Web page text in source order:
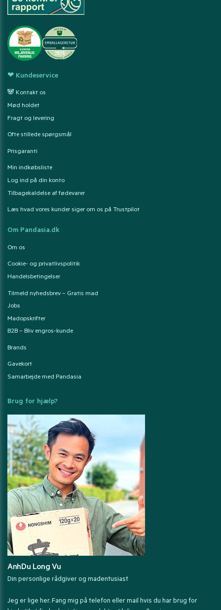
❤ Kundeservice
🐼 Kontakt os
Mød holdet
Fragt og levering
Ofte stillede spørgsmål
Prisgaranti
Min indkøbsliste
Log ind på din konto
Tilbagekaldelse af fødevarer
Læs hvad vores kunder siger om os på Trustpilot
Om Pandasia.dk
Om os
Cookie- og privatlivspolitik
Handelsbetingelser
Tilmeld nyhedsbrev – Gratis mad
Jobs
Madopskrifter
B2B – Bliv engros-kunde
Brands
Gavekort
Samarbejde med Pandasia
Brug for hjælp?
AnhDu Long Vu
Din personlige rådgiver og madentusiast
Jeg er lige her. Fang mig på telefon eller mail hvis du har brug for